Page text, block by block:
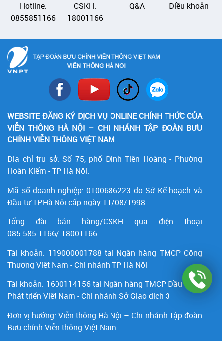
Hotline:
0855851166
CSKH:
18001166
Q&A Điều khoản
WEBSITE ĐĂNG KÝ DỊCH VỤ ONLINE CHÍNH THỨC CỦA
VIỄN THÔNG HÀ NỘI – CHI NHÁNH TẬP ĐOÀN BƯU
CHÍNH VIỄN THÔNG VIỆT NAM
Địa chỉ trụ sở: Số 75, phố Đinh Tiên Hoàng - Phường
Hoàn Kiếm - TP Hà Nội.
Mã số doanh nghiệp:0100686223 do Sở Kế hoạch và
Đầu tư TP.Hà Nội cấp ngày 11/08/1998
Tổng đài bán hàng/CSKH qua điện thoại
085.585.1166/ 18001166
Tài khoản: 119000001788 tại Ngân hàng TMCP Công
Thương Việt Nam - Chi nhánh TP Hà Nội
Tài khoản: 1600114156tại Ngân hàng TMCP Ðầu tư và
Phát triển Việt Nam - Chi nhánh Sở Giao dịch 3
Đơn vị hưởng: Viễn thông Hà Nội – Chi nhánh Tập đoàn
Bưu chính Viễn thông Việt Nam